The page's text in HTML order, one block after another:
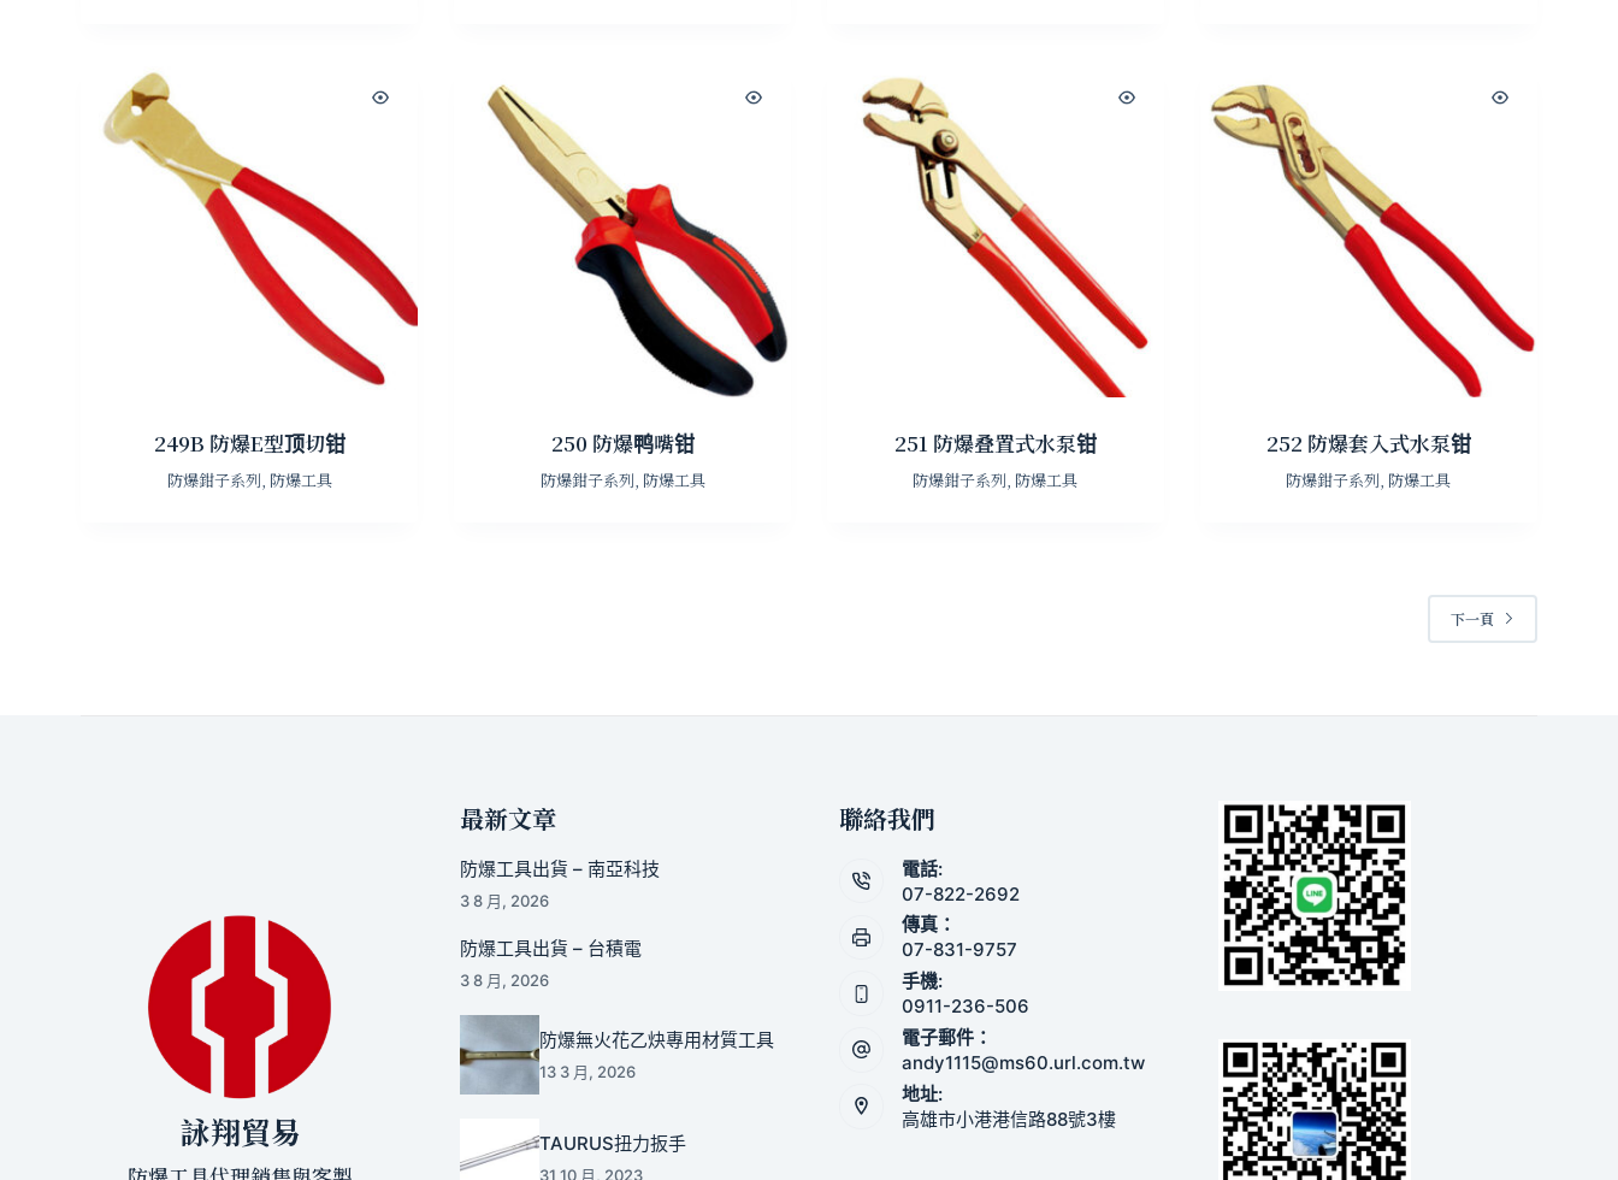
249B 防爆E型顶切钳
防爆鉗子系列 防爆工具
250 防爆鸭嘴钳
防爆鉗子系列 防爆工具
251 防爆叠置式水泵钳
防爆鉗子系列 防爆工具
252 防爆套入式水泵钳
防爆鉗子系列 防爆工具
下一頁
詠翔貿易
最新文章
防爆工具出貨 – 南亞科技
3 8 月, 2026
防爆工具出貨 – 台積電
3 8 月, 2026
防爆無火花乙炔專用材質工具
13 3 月, 2026
TAURUS扭力扳手
31 10 月, 2023
聯絡我們
電話:
07-822-2692
傳真：
07-831-9757
手機:
0911-236-506
電子郵件：
andy1115@ms60.url.com.tw
地址:
高雄市小港港信路88號3樓